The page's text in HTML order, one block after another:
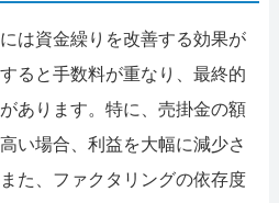
は資金繰りを改善する効果が
ると手数料が重なり、最終的
あります。特に、売掛金の額
い場合、利益を大幅に減少さ
た、ファクタリングの依存度